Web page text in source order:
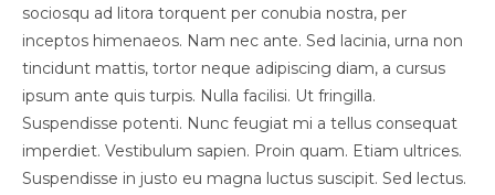
sociosqu ad litora torquent per conubia nostra, per
inceptos himenaeos. Nam nec ante. Sed lacinia, urna non
tincidunt mattis, tortor neque adipiscing diam, a cursus
ipsum ante quis turpis. Nulla facilisi. Ut fringilla.
Suspendisse potenti. Nunc feugiat mi a tellus consequat
imperdiet. Vestibulum sapien. Proin quam. Etiam ultrices.
Suspendisse in justo eu magna luctus suscipit. Sed lectus.